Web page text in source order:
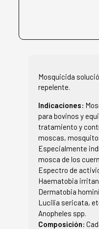
Mosquicida
repelente.
Indicaciones:
para bovinos y
tratamiento y
moscas,
Especialmente
mosca de los
Espectro de
Haematobia
Dermatobia
Lucilia sericata,
Anopheles spp.
Composición: